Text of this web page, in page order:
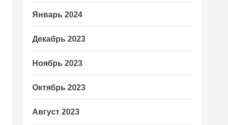
Январь 2024
Декабрь 2023
Ноябрь 2023
Октябрь 2023
Август 2023